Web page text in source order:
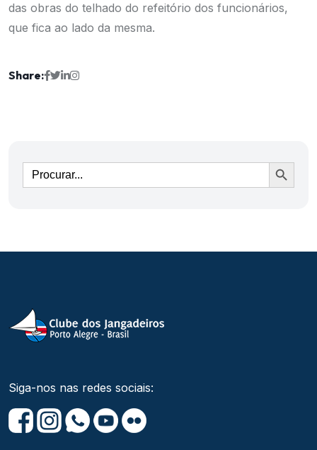
das obras do telhado do refeitório dos funcionários,
que fica ao lado da mesma.
Share:
Ir
Siga-nos nas redes sociais: